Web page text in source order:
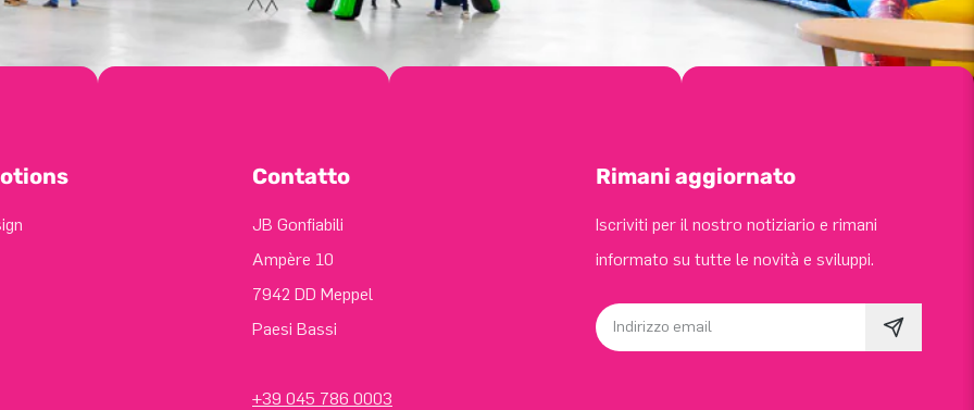
Contatto
JB Gonfiabili
Ampère 10
7942 DD Meppel
Paesi Bassi
+39 045 786 0003
Rimani aggiornato
Iscriviti per il nostro notiziario e rimani
informato su tutte le novità e sviluppi.
Indirizzo email